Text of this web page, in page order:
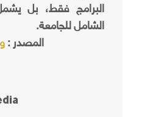
البرامج فقط، بل
الشامل للجامعة.
المصدر :